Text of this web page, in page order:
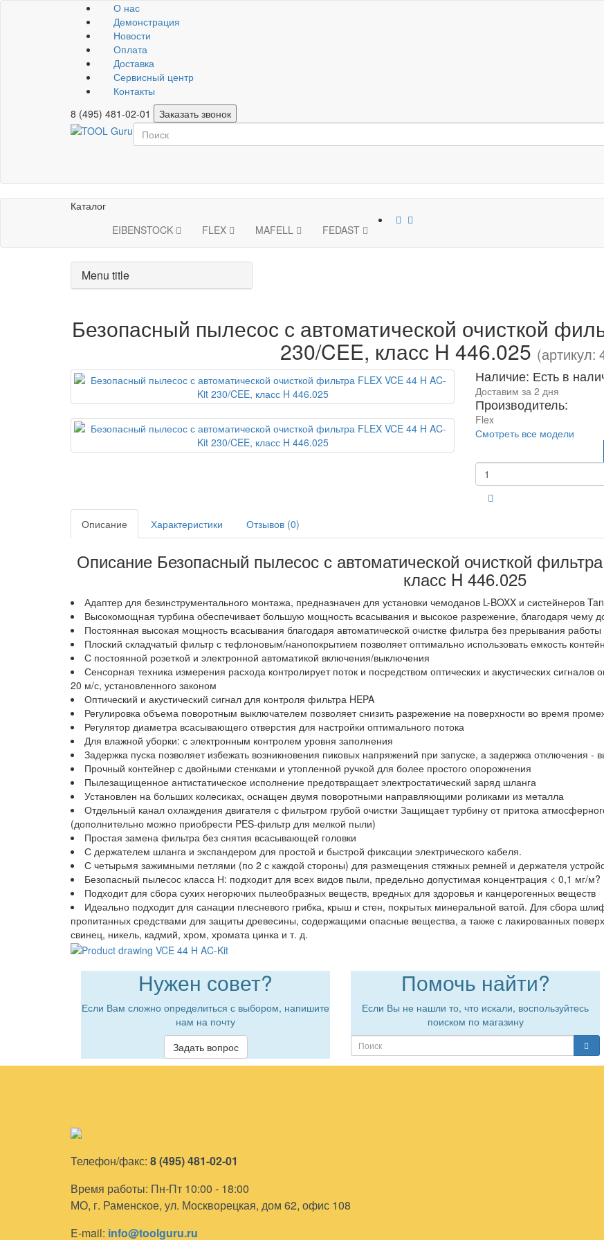
О нас
Демонстрация
Новости
Оплата
Доставка
Сервисный центр
Контакты
8 (495) 481-02-01
Заказать звонок
Каталог
EIBENSTOCK
FLEX MAFELL FEDAST
Menu title
Безопасный пылесос с автоматической очисткой
230/CEE, класс H 446.025 (артикул:
Наличие: Есть в
Доставим за 2 дня
Производитель:
Flex
Смотреть все модели
Описание Характеристики Отзывов (0)
Описание Безопасный пылесос с автоматической очисткой
класс H 446.025
Адаптер для безинструментального монтажа, предназначен для установки чемоданов L-BOXX и систейнеров
Высокомощная турбина обеспечивает большую мощность всасывания и высокое разрежение, благодаря чему
Постоянная высокая мощность всасывания благодаря автоматической очистке фильтра без прерывания работы
Плоский складчатый фильтр с тефлоновым/нанопокрытием позволяет оптимально использовать емкость
С постоянной розеткой и электронной автоматикой включения/выключения
Сенсорная техника измерения расхода контролирует поток и посредством оптических и акустических
20 м/с, установленного законом
Оптический и акустический сигнал для контроля фильтра HEPA
Регулировка объема поворотным выключателем позволяет снизить разрежение на поверхности во время
Регулятор диаметра всасывающего отверстия для настройки оптимального потока
Для влажной уборки: с электронным контролем уровня заполнения
Задержка пуска позволяет избежать возникновения пиковых напряжений при запуске, а задержка отключения
Прочный контейнер с двойными стенками и утопленной ручкой для более простого опорожнения
Пылезащищенное антистатическое исполнение предотвращает электростатический заряд шланга
Установлен на больших колесиках, оснащен двумя поворотными направляющими роликами из металла
Отдельный канал охлаждения двигателя с фильтром грубой очистки Защищает турбину от притока
(дополнительно можно приобрести PES-фильтр для мелкой пыли)
Простая замена фильтра без снятия всасывающей головки
С держателем шланга и экспандером для простой и быстрой фиксации электрического кабеля.
С четырьмя зажимными петлями (по 2 с каждой стороны) для размещения стяжных ремней и держателя
Безопасный пылесос класса Н: подходит для всех видов пыли, предельно допустимая концентрация < 0,1 мг/м?
Подходит для сбора сухих негорючих пылеобразных веществ, вредных для здоровья и канцерогенных веществ
Идеально подходит для санации плесневого грибка, крыш и стен, покрытых минеральной ватой. Для сбора
пропитанных средствами для защиты древесины, содержащими опасные вещества, а также с лакированных
свинец, никель, кадмий, хром, хромата цинка и т. д.
Нужен совет?
Если Вам сложно определиться с выбором, напишите
нам на почту
Задать вопрос
Помочь найти?
Если Вы не нашли то, что искали, воспользуйтесь
поиском по магазину
Телефон/факс: 8 (495) 481-02-01
Время работы: Пн-Пт 10:00 - 18:00
МО, г. Раменское, ул. Москворецкая, дом 62, офис 108
E-mail: info@toolguru.ru